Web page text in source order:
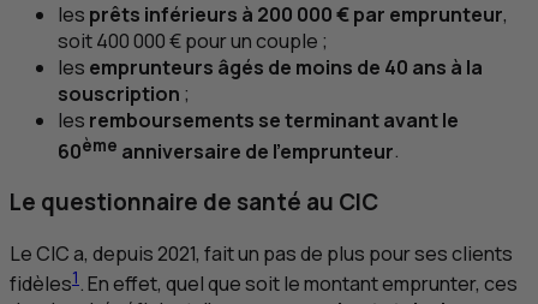
les prêts inférieurs à 200 000 € par emprunteur,
soit 400 000 € pour un couple ;
les emprunteurs âgés de moins de 40 ans à la
souscription ;
les remboursements se terminant avant le
60ème anniversaire de l’emprunteur.
Le questionnaire de santé au CIC
LeCICa, depuis 2021, fait un pas de plus pour ses clients
fidèles1. En effet, quel que soit le montant emprunter, ces